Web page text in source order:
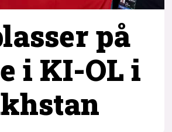
på
i KI-OL i